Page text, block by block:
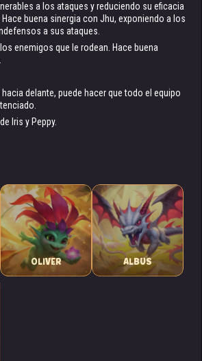
a los ataques y reduciendo su eficacia
Hace buena sinergia con Jhu, exponiendo a los
a sus ataques.
enemigos que le rodean. Hace buena
delante, puede hacer que todo el equipo
Iris y Peppy.
OLIVER ALBUS